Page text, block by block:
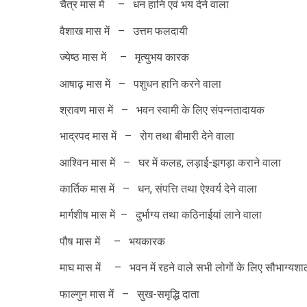
चैत्र मास में – धन हानि एवं भय देने वाला
वैशाख मास में – उत्तम फलदायी
ज्येष्ठ मास में – मृत्युभय कारक
आषाढ़ मास में – पशुधन हानि करने वाला
श्रावण मास में – भवन स्वामी के लिए संपन्नतादायक
भाद्रपद मास में – रोग तथा बीमारी देने वाला
आश्विन मास में – घर में कलह, लड़ाई-झगड़ा कराने वाला
कार्तिक मास में – धन, संपत्ति तथा ऐश्वर्य देने वाला
मार्गशीष मास में – दुर्भाग्य तथा कठिनाईयां लाने वाला
पौष मास में – भयकारक
माघ मास में – भवन में रहने वाले सभी लोगों के लिए
फाल्गुन मास में – सुख-समृद्धि दाता